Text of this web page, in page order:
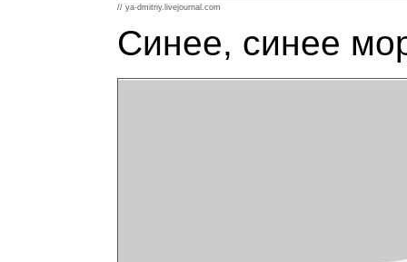
// ya-dmitriy.livejournal.com
Синее, синее